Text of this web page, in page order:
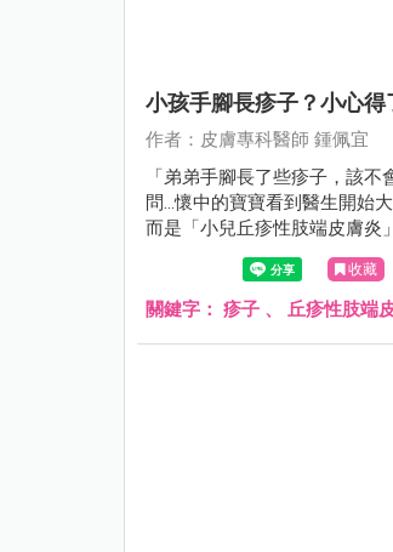
小孩手腳長疹子？小心
作者：皮膚專科醫師 鍾佩宜
「弟弟手腳長了些疹子，該
問...懷中的寶寶看到醫生開始
而是「小兒丘疹性肢端皮膚炎
收藏
關鍵字： 疹子 、 丘疹性肢端